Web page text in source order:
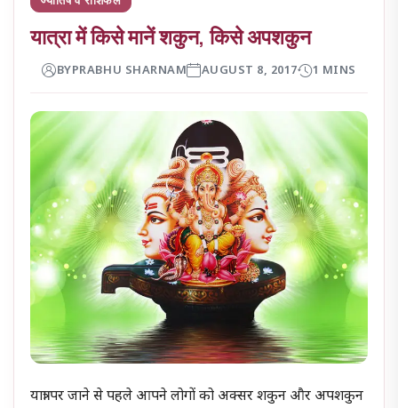
यात्रा में किसे मानें शकुन, किसे अपशकुन
BYPRABHU SHARNAM AUGUST 8, 2017 1 MINS
यात्रा पर जाने से पहले आपने लोगों को अक्सर शकुन और अपशकुन